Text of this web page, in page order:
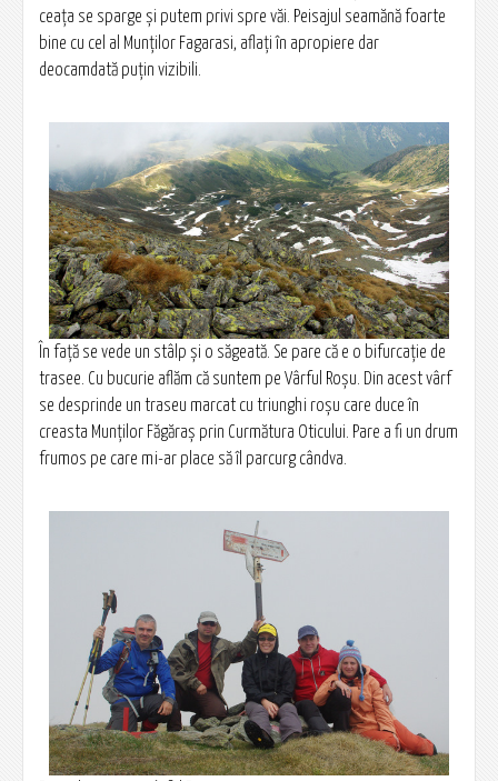
ceața se sparge şi putem privi spre văi. Peisajul seamănă foarte
bine cu cel al Munţilor Fagarasi, aflaţi în apropiere dar
deocamdată puţin vizibili.
În faţă se vede un stâlp şi o săgeată. Se pare că e o bifurcaţie de
trasee. Cu bucurie aflăm că suntem pe Vârful Roşu. Din acest vârf
se desprinde un traseu marcat cu triunghi roşu care duce în
creasta Munţilor Făgăraş prin Curmătura Oticului. Pare a fi un drum
frumos pe care mi-ar place să îl parcurg cândva.